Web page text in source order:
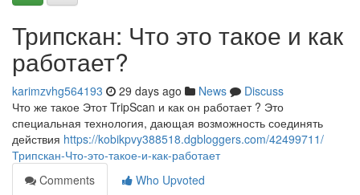
Трипскан: Что это такое и как
работает?
karimzvhg564193 29 days ago News
Discuss
Что же такое Этот TripScan и как он работает ? Это
специальная технология, дающая возможность соединять
действия https://kobikpvy388518.dgbloggers.com/42499711/
Трипскан-Что-это-такое-и-как-работает
Comments
Who Upvoted